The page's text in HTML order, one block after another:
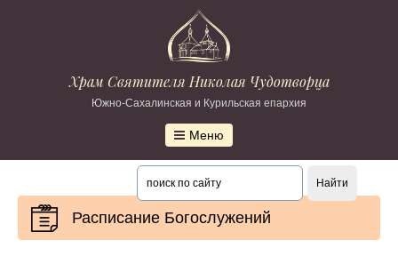
Храм Святителя Николая Чудотворца
Южно-Сахалинская и Курильская епархия
Меню
Расписание Богослужений